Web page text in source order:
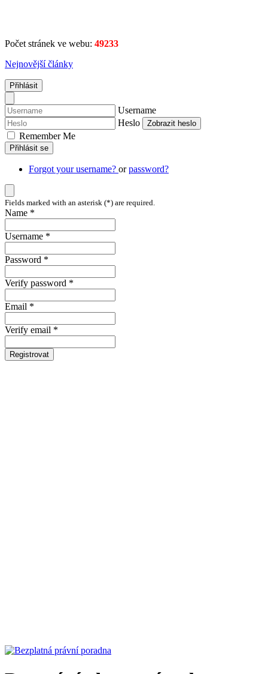
Počet stránek ve webu: 49233
Nejnovější články
Přihlásit
Username
Heslo
Zobrazit heslo
Remember Me
Přihlásit se
Forgot your username? orpassword?
Fields marked with an asterisk (*) are required.
Name *
Username *
Password *
Verify password *
Email *
Verify email *
Registrovat